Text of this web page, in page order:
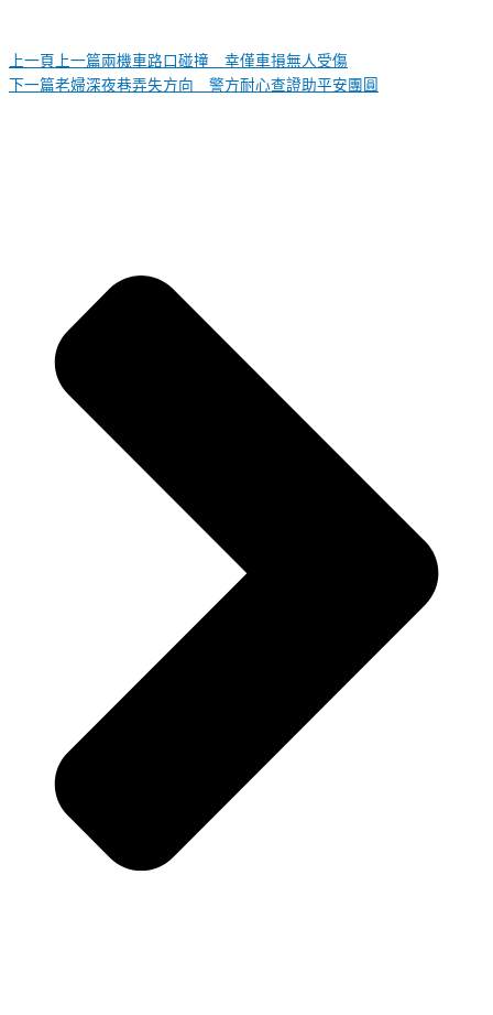
上一頁 上一篇兩機車路口碰撞 幸僅車損無人受傷
下一篇老婦深夜巷弄失方向 警方耐心查證助平安團圓